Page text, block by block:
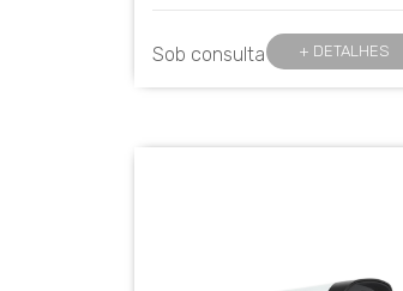
Cód: 7830
Sob consulta + DETALHES